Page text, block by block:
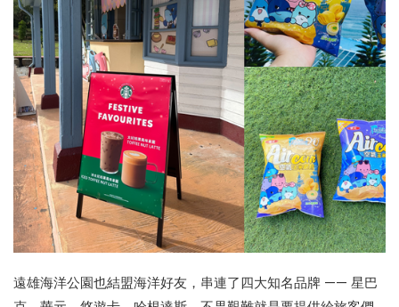
遠雄海洋公園也結盟海洋好友，串連了四大知名品牌 —— 星巴